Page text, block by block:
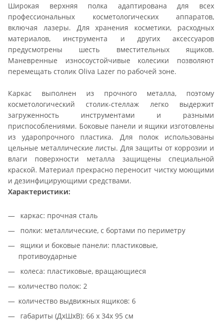
Широкая верхняя полка адаптирована для всех
профессиональных косметологических аппаратов,
включая лазеры. Для хранения косметики, расходных
материалов, инструмента и других аксессуаров
предусмотрены шесть вместительных ящиков.
Маневренные износоустойчивые колесики позволяют
перемещать столик Oliva Lazer по рабочей зоне.
Каркас выполнен из прочного металла, поэтому
косметологический столик-стеллаж легко выдержит
загруженность инструментами и разными
приспособлениями. Боковые панели и ящики изготовлены
из ударопрочного пластика. Для полок использованы
цельные металлические листы. Для защиты от коррозии и
влаги поверхности металла защищены специальной
краской. Материал прекрасно переносит чистку моющими
и дезинфицирующими средствами.
Характеристики:
каркас: прочная сталь
полки: металлические, с бортами по периметру
ящики и боковые панели: пластиковые,
противоударные
колеса: пластиковые, вращающиеся
количество полок: 2
количество выдвижных ящиков: 6
габариты (ДхШхВ): 66 х 34х 95 см